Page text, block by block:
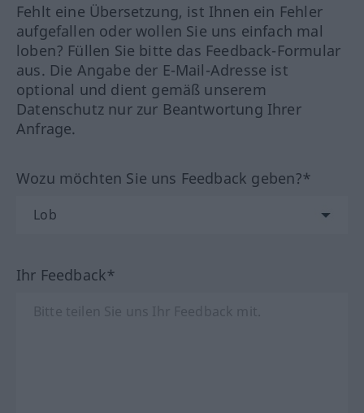
Fehlt eine Übersetzung, ist Ihnen ein Fehler
aufgefallen oder wollen Sie uns einfach mal
loben? Füllen Sie bitte das Feedback-Formular
aus. Die Angabe der E-Mail-Adresse ist
optional und dient gemäß unserem
Datenschutz nur zur Beantwortung Ihrer
Anfrage.
Wozu möchten Sie uns Feedback geben?*
Ihr Feedback*